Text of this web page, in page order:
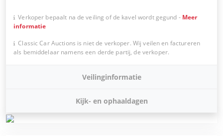
Verkoper bepaalt na de veiling of de kavel wordt gegund - Meer
informatie
Classic Car Auctions is niet de verkoper. Wij veilen en factureren
als bemiddelaar namens een derde partij, de verkoper.
Veilinginformatie
Kijk- en ophaaldagen